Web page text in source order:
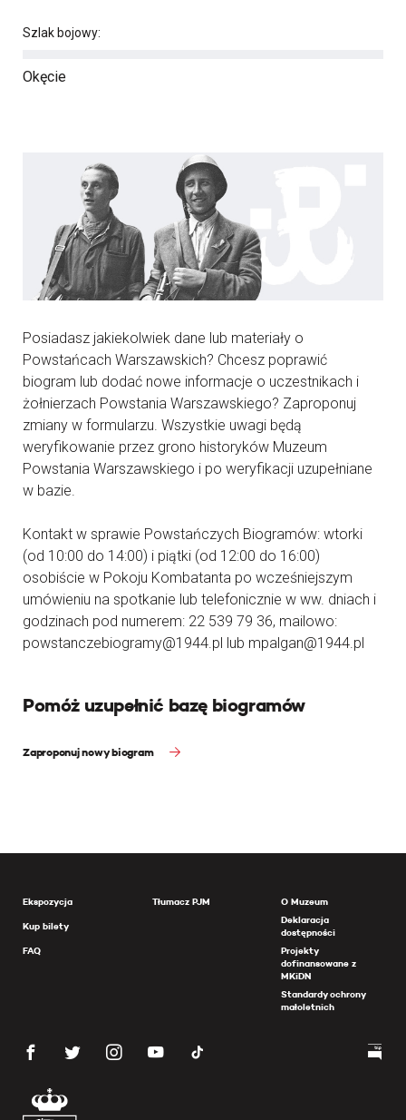
Szlak bojowy:
Okęcie
Posiadasz jakiekolwiek dane lub materiały o
Powstańcach Warszawskich? Chcesz poprawić
biogram lub dodać nowe informacje o uczestnikach i
żołnierzach Powstania Warszawskiego? Zaproponuj
zmiany w formularzu. Wszystkie uwagi będą
weryfikowanie przez grono historyków Muzeum
Powstania Warszawskiego i po weryfikacji uzupełniane
w bazie.
Kontakt w sprawie Powstańczych Biogramów: wtorki
(od 10:00 do 14:00) i piątki (od 12:00 do 16:00)
osobiście w Pokoju Kombatanta po wcześniejszym
umówieniu na spotkanie lub telefonicznie w ww. dniach i
godzinach pod numerem: 22 539 79 36, mailowo:
powstanczebiogramy@1944.pl lub mpalgan@1944.pl
Pomóż uzupełnić bazę biogramów
Zaproponuj nowy biogram
Ekspozycja
Kup bilety
FAQ
Tłumacz PJM
O Muzeum
Deklaracja
dostępności
Projekty
dofinansowane z
MKiDN
Standardy ochrony
małoletnich